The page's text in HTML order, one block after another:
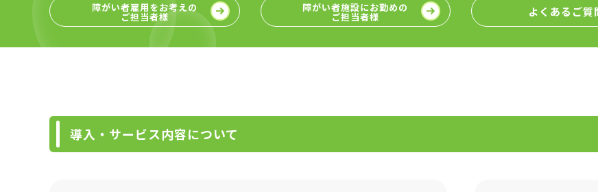
障がい者雇用をお考えの
ご担当者様
障がい者施設にお勤めの
ご担当者様 よくあるご質
導入・サービス内容について